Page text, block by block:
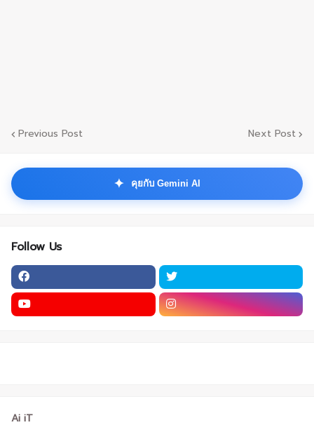
Previous Post Next Post
✦ คุยกับ Gemini AI
Follow Us
Ai iT